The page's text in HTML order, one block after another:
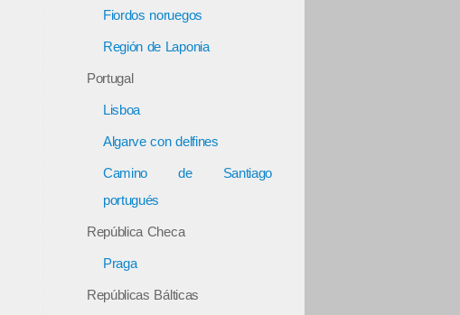
Fiordos noruegos
Región de Laponia
Portugal
Lisboa
Algarve con delfines
Camino de Santiago
portugués
República Checa
Praga
Repúblicas Bálticas